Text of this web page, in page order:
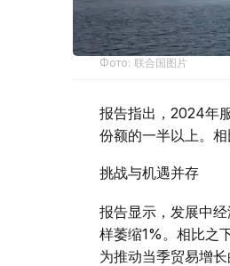
Фото: 联合国图片
报告指出，2024年
份额的一半以上。
挑战与机遇并存
报告显示，发展中
样萎缩1%。相比之
为推动当季贸易增长